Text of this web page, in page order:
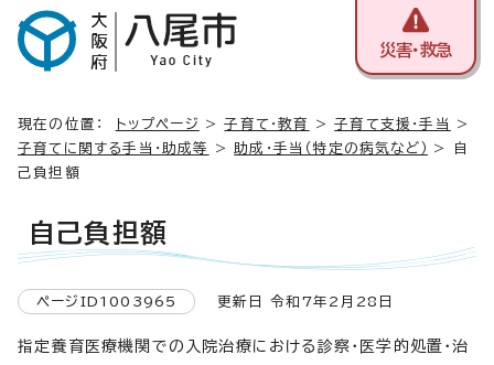
災害・救急
現在の位置： トップページ >子育て・教育 >子育て支援・手当
>
子育てに関する手当・助成等
> 助成・手当（特定の病気など）
> 自
己負担額
自己負担額
ページID1003965 更新日 令和7年2月28日
指定養育医療機関での入院治療における診察・医学的処置・治